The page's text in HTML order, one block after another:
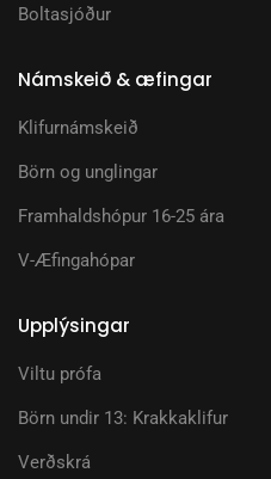
Boltasjóður
Námskeið & æfingar
Klifurnámskeið
Börn og unglingar
Framhaldshópur 16-25 ára
V-Æfingahópar
Upplýsingar
Viltu prófa
Börn undir 13: Krakkaklifur
Verðskrá